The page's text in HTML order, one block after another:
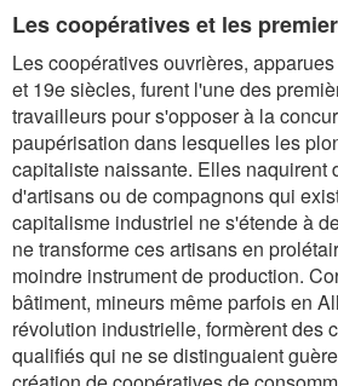
Les coopératives et les
Les coopératives ouvrières,
et 19e siècles, furent l'une des
travailleurs pour s'opposer à la
paupérisation dans lesquelles les
capitaliste naissante. Elles naquirent
d'artisans ou de compagnons qui
capitalisme industriel ne s'étende à
ne transforme ces artisans en
moindre instrument de production.
bâtiment, mineurs même parfois en
révolution industrielle, formèrent des
qualifiés qui ne se distinguaient